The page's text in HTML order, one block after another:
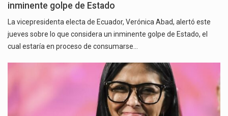
inminente golpe de Estado
La vicepresidenta electa de Ecuador, Verónica Abad, alertó este
jueves sobre lo que considera un inminente golpe de Estado, el
cual estaría en proceso de consumarse…